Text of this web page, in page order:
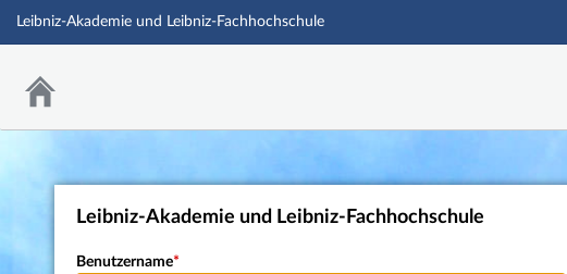
Leibniz-Akademie und Leibniz-Fachhochschule
Leibniz-Akademie und Leibniz-Fachhochschule
Benutzername